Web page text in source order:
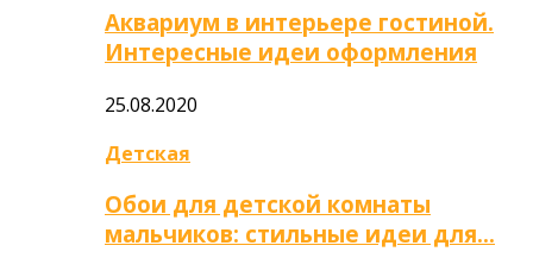
Аквариум в интерьере гостиной.
Интересные идеи оформления
25.08.2020
Детская
Обои для детской комнаты
мальчиков: стильные идеи для…